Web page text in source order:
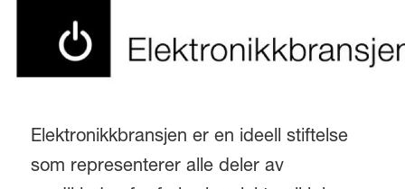
Elektronikkbransjen er en ideell stiftelse
som representerer alle deler av